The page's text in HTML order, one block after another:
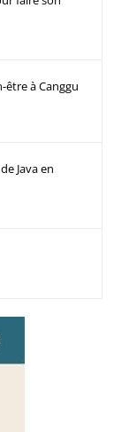
être à Canggu
Java en